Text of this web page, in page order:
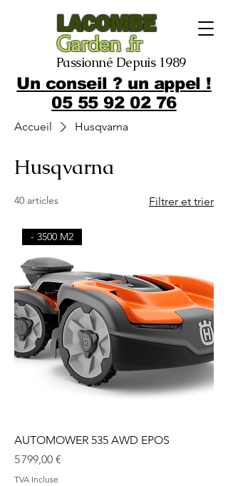
LACOMBE
Garden .fr
Passionné Depuis 1989
Un conseil ? un appel !
05 55 92 02 76
Accueil Husqvarna
Husqvarna
40 articles Filtrer et trier
- 3500 M2
AUTOMOWER 535 AWD EPOS
Prix
5 799,00 €
TVA Incluse